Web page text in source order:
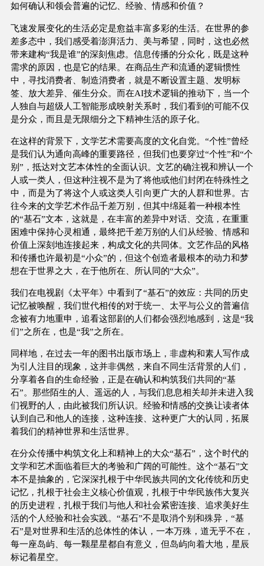
如何确认和领会普遍的记忆、经验、情感和价值？
飞速发展变化的生活必定是愈益丰富多彩的生活。在世界的参
差多态中，我们感受着澎湃活力、美与希望，同时，这也必然
带来建构“我是谁”的深刻焦虑。信息传播的分众化，既是这种
需求的原因，也是它的结果。在商品生产和流通的逻辑惯性
中，寻找消费者、制造消费者，就是不断设置主题、发明标
签、放大差异、催生分众。而在AI技术逻辑的推动下，当一个
人独自与超级人工智能形成映射关系时，我们看到的可能不仅
是分众，而且是无限细分之下精神生活的原子化。
在这样的背景下，文学艺术需要高度的文化自觉。“个性”曾经
是我们认为通向高峰的重要路径，但我们也要穿过“个性”和“个
别”，抵达对文艺本体性的全面认识。文艺的确注视和辨认一个
人或一类人，但这种注视不是为了将他或他们封闭在特殊性之
中，而是为了将这个人或这类人引向更广大的人群和世界。古
往今来的文学艺术作品千差万别，但其中绵延着一种根本性
的“基石”文本，这就是，在丰富的差异中对话、交流，在重重
困难中保持心灵相通，最终把千差万别的人们从经验、情感和
价值上深刻地连接起来，构成文化的共同体。文艺作品的风格
和传播也许最初是“小众”的，但这个创造者最根本的动力和梦
想在于世界之大，在于他所在、所认同的“大众”。
我们在电视剧《太平年》中看到了“基石”的效应：共同的历史
记忆被唤醒，我们世代相传的对于统一、太平与公义的普遍信
念被有力地重申，追看这部剧的人们都会强烈地感到，这是“我
们”之所在，也是“我”之所在。
同样地，在过去一年的图书出版市场上，非虚构和素人写作成
为引人注目的现象，这并非偶然，来自不同生活背景的人们，
分享着各自的生命经验，正是在确认和构筑我们共同的“基
石”。那些陌生的人、遥远的人，与我们息息相关却并未进入我
们视野的人，由此被我们所认识。经验和情感的交换让读者体
认到自己和他人的连接，这种连接、这种更广大的认同，拓展
着我们的精神世界和生活世界。
在分众传播中构筑文化上和精神上的大众“基石”，这个时代的
文学和艺术面临着巨大的考验和广阔的可能性。这个“基石”文
本不是抽象的，它深深扎根于中华民族共同的文化传统和历史
记忆，扎根于社会主义核心价值观，扎根于中华民族伟大复兴
的历史进程，扎根于我们与他人和社会紧密连接、追求美好生
活的个人经验和社会实践。“基石”不是取消个别和殊异，“基
石”是对世界和生活的总体性的体认，一本万殊，道无乎不在，
每一座岛屿、每一颗星星都自有意义，但岛屿向着大地，星辰
标记着星空。